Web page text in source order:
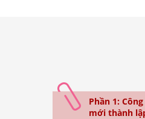
Phần 1:
mới thành